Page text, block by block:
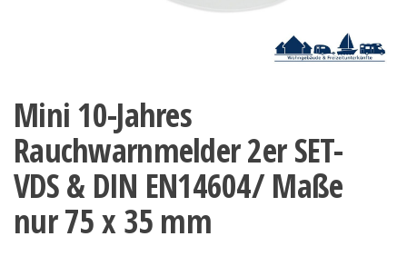
Mini 10-Jahres
Rauchwarnmelder 2er SET-
VDS & DIN EN14604/ Maße
nur 75 x 35 mm